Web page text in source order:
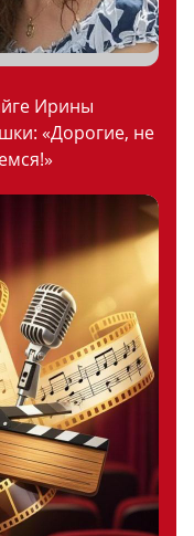
Ирины
«Дорогие, не